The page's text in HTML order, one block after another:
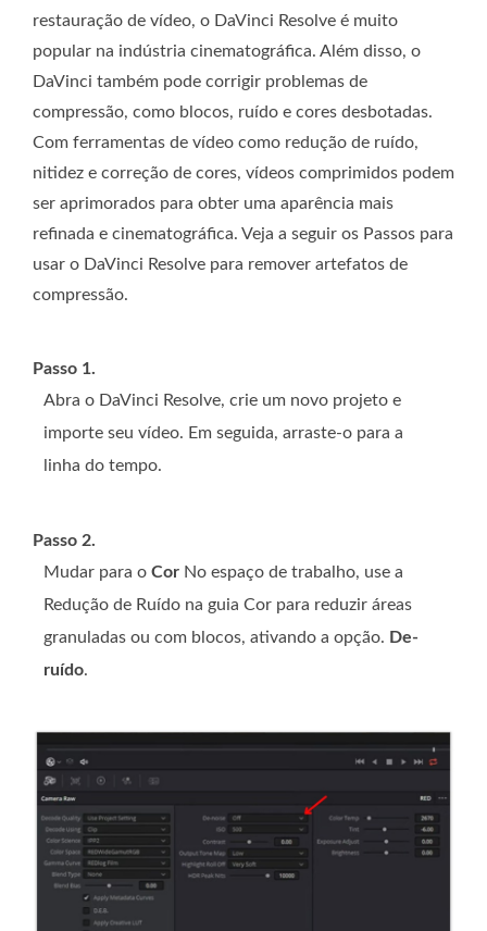
restauração de vídeo, o DaVinci Resolve é muito
popular na indústria cinematográfica. Além disso, o
DaVinci também pode corrigir problemas de
compressão, como blocos, ruído e cores desbotadas.
Com ferramentas de vídeo como redução de ruído,
nitidez e correção de cores, vídeos comprimidos podem
ser aprimorados para obter uma aparência mais
refinada e cinematográfica. Veja a seguir os Passos para
usar o DaVinci Resolve para remover artefatos de
compressão.
Passo 1.
Abra o DaVinci Resolve, crie um novo projeto e
importe seu vídeo. Em seguida, arraste-o para a
linha do tempo.
Passo 2.
Mudar para o Cor No espaço de trabalho, use a
Redução de Ruído na guia Cor para reduzir áreas
granuladas ou com blocos, ativando a opção. De-
ruído.